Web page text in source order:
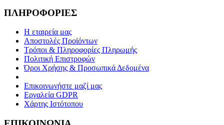
ΠΛΗΡΟΦΟΡΙΕΣ
Η εταιρεία μας
Αποστολές Προϊόντων
Τρόποι & Πληροφορίες Πληρωμής
Πολιτική Επιστροφών
Όροι Χρήσης & Προσωπικά Δεδομένα
Επικοινωνήστε μαζί μας
Εργαλεία GDPR
Χάρτης Ιστότοπου